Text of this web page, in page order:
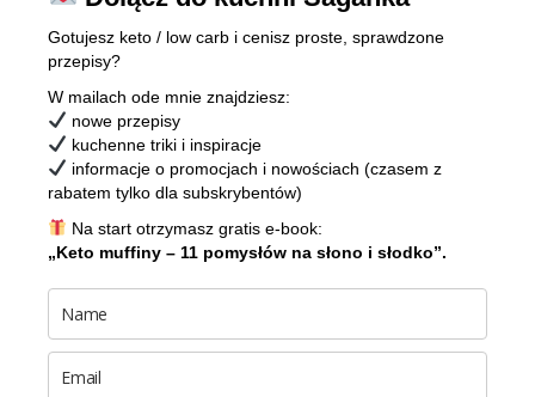
Gotujesz keto / low carb i cenisz proste, sprawdzone
przepisy?
W mailach ode mnie znajdziesz:
nowe przepisy
kuchenne triki i inspiracje
informacje o promocjach i nowościach (czasem z
rabatem tylko dla subskrybentów)
Na start otrzymasz gratis e-book:
„Keto muffiny – 11 pomysłów na słono i słodko”.